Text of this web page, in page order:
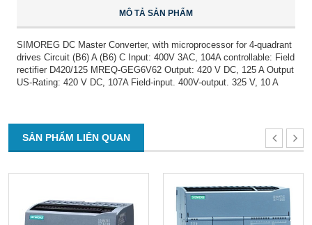
MÔ TẢ SẢN PHẨM
SIMOREG DC Master Converter, with microprocessor for 4-quadrant
drives Circuit (B6) A (B6) C Input: 400V 3AC, 104A controllable: Field
rectifier D420/125 MREQ-GEG6V62 Output: 420 V DC, 125 A Output
US-Rating: 420 V DC, 107A Field-input. 400V-output. 325 V, 10 A
SẢN PHẨM LIÊN QUAN